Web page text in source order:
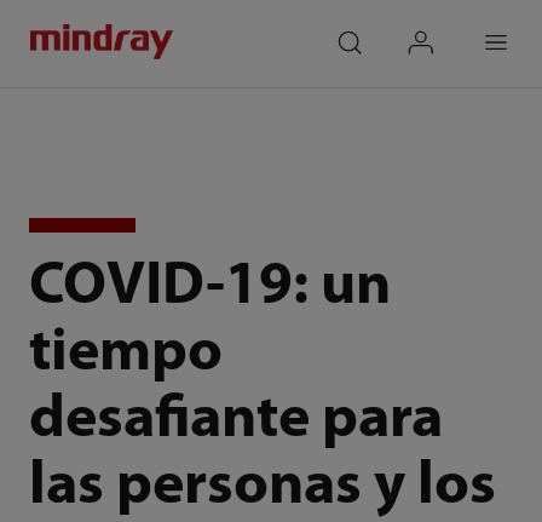
COVID-19: un
tiempo
desafiante para
las personas y los